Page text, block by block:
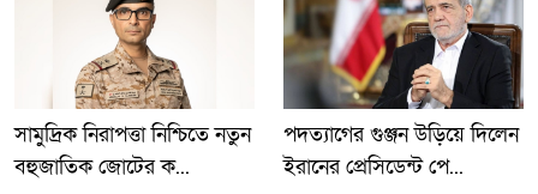
সামুদ্রিক নিরাপত্তা নিশ্চিতে নতুন
বহুজাতিক জোটের ক...
পদত্যাগের গুঞ্জন উড়িয়ে দিলেন
ইরানের প্রেসিডেন্ট পে...